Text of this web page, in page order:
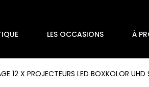
LES OCCASIONS À
12 X PROJECTEURS LED BOXKOLOR UHD